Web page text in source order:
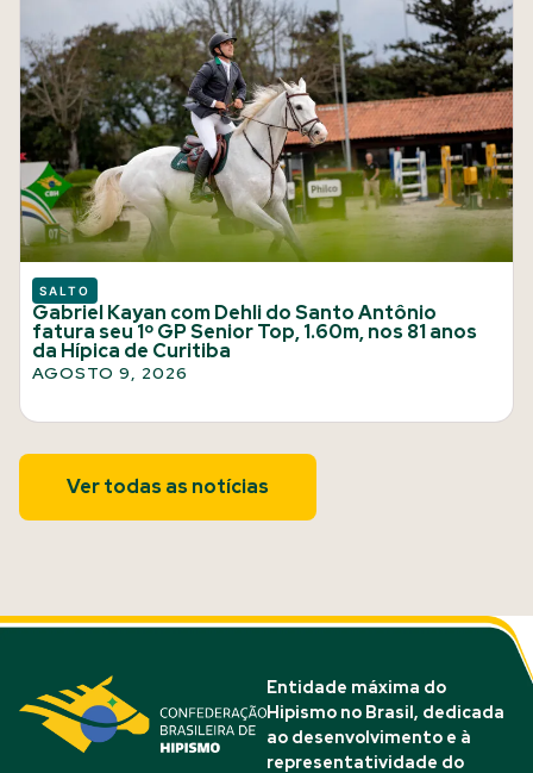
SALTO
Gabriel Kayan com Dehli do Santo Antônio
fatura seu 1º GP Senior Top, 1.60m, nos 81 anos
da Hípica de Curitiba
AGOSTO 9, 2026
Ver todas as notícias
Entidade máxima do
Hipismo no Brasil, dedicada
ao desenvolvimento e à
representatividade do